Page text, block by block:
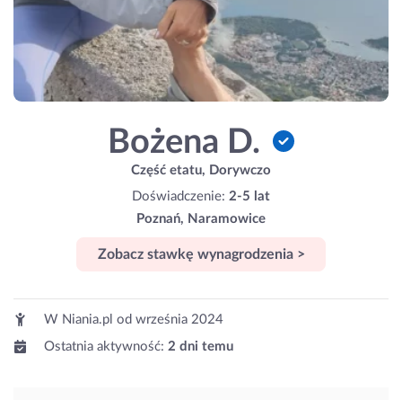
Bożena D.
Część etatu, Dorywczo
Doświadczenie: 2-5 lat
Poznań, Naramowice
Zobacz stawkę wynagrodzenia >
W Niania.pl od września 2024
Ostatnia aktywność: 2 dni temu